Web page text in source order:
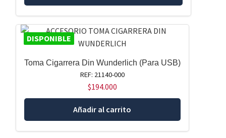
DISPONIBLE
Toma Cigarrera Din Wunderlich (Para USB)
REF: 21140-000
$194.000
Añadir al carrito